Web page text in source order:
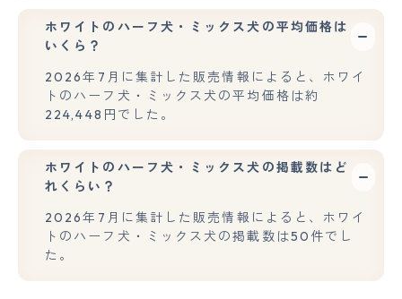
ホワイトのハーフ犬・ミックス犬の平均価格は
いくら？
2026年7月に集計した販売情報によると、ホワイ
トのハーフ犬・ミックス犬の平均価格は約
224,448円でした。
ホワイトのハーフ犬・ミックス犬の掲載数はど
れくらい？
2026年7月に集計した販売情報によると、ホワイ
トのハーフ犬・ミックス犬の掲載数は50件でし
た。